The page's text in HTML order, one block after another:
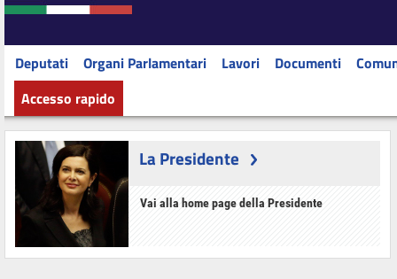
Deputati Organi Parlamentari Lavori Documenti
Accesso rapido
La Presidente
Vai alla home page della Presidente